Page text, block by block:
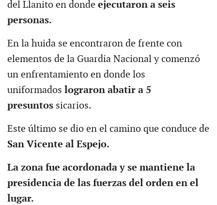
del Llanito en donde ejecutaron a seis
personas.
En la huida se encontraron de frente con
elementos de la Guardia Nacional y comenzó
un enfrentamiento en donde los
uniformados lograron abatir a 5
presuntossicarios.
Este último se dio en el camino que conduce de
San Vicente al Espejo.
La zona fue acordonada y se mantiene la
presidencia de las fuerzas del orden en el
lugar.